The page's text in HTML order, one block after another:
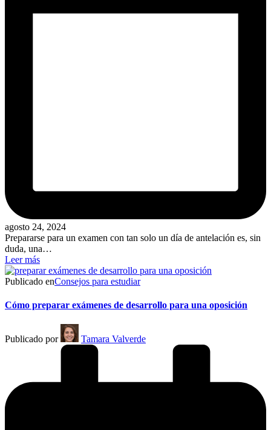
agosto 24, 2024
Prepararse para un examen con tan solo un día de antelación es, sin
duda, una…
Leer más
Publicado enConsejos para estudiar
Cómo preparar exámenes de desarrollo para una oposición
Publicado por Tamara Valverde